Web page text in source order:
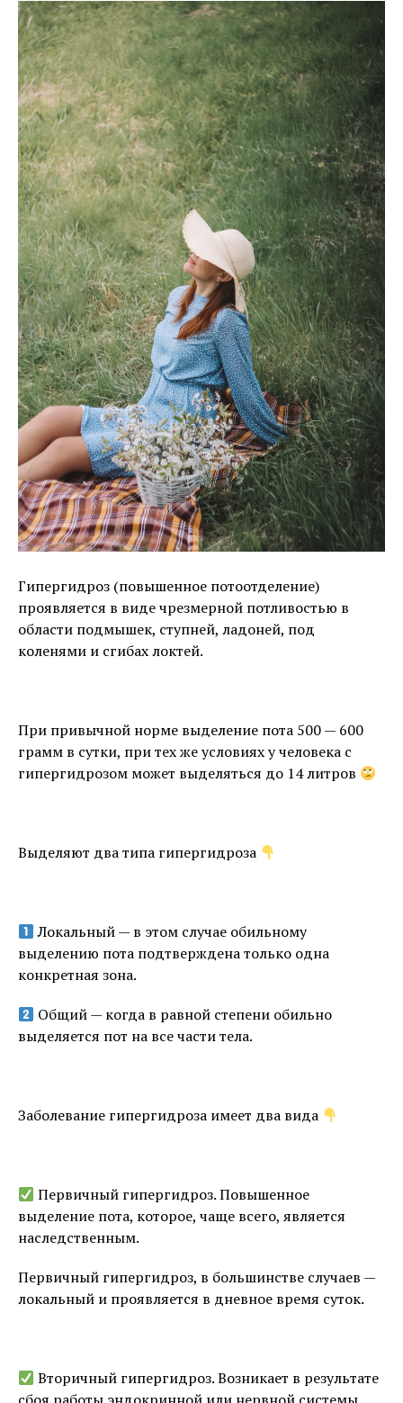
Гипергидроз (повышенное потоотделение)
проявляется в виде чрезмерной потливостью в
области подмышек, ступней, ладоней, под
коленями и сгибах локтей.
При привычной норме выделение пота 500 — 600
грамм в сутки, при тех же условиях у человека с
гипергидрозом может выделяться до 14 литров
Выделяют два типа гипергидроза
Локальный — в этом случае обильному
выделению пота подтверждена только одна
конкретная зона.
Общий — когда в равной степени обильно
выделяется пот на все части тела.
Заболевание гипергидроза имеет два вида
Первичный гипергидроз. Повышенное
выделение пота, которое, чаще всего, является
наследственным.
Первичный гипергидроз, в большинстве случаев —
локальный и проявляется в дневное время суток.
Вторичный гипергидроз. Возникает в результате